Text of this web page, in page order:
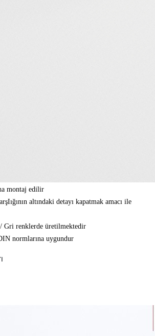
montaj edilir
altındaki detayı kapatmak amacı ile
Gri renklerde üretilmektedir
normlarına uygundur